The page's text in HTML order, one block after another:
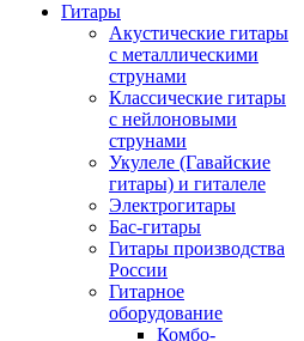
Гитары
Акустические гитары
с металлическими
струнами
Классические гитары
с нейлоновыми
струнами
Укулеле (Гавайские
гитары) и гиталеле
Электрогитары
Бас-гитары
Гитары производства
России
Гитарное
оборудование
Комбо-